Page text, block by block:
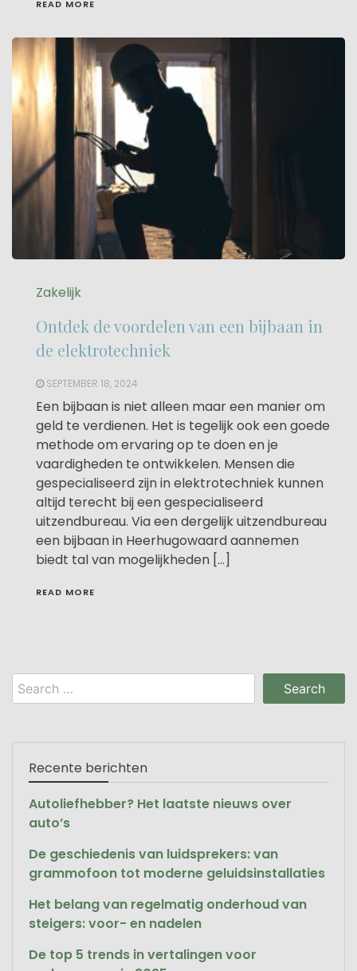
READ MORE
Zakelijk
Ontdek de voordelen van een bijbaan in
de elektrotechniek
SEPTEMBER 18, 2024
Een bijbaan is niet alleen maar een manier om
geld te verdienen. Het is tegelijk ook een goede
methode om ervaring op te doen en je
vaardigheden te ontwikkelen. Mensen die
gespecialiseerd zijn in elektrotechniek kunnen
altijd terecht bij een gespecialiseerd
uitzendbureau. Via een dergelijk uitzendbureau
een bijbaan in Heerhugowaard aannemen
biedt tal van mogelijkheden […]
READ MORE
Search
for:
Recente berichten
Autoliefhebber? Het laatste nieuws over
auto’s
De geschiedenis van luidsprekers: van
grammofoon tot moderne geluidsinstallaties
Het belang van regelmatig onderhoud van
steigers: voor- en nadelen
De top 5 trends in vertalingen voor